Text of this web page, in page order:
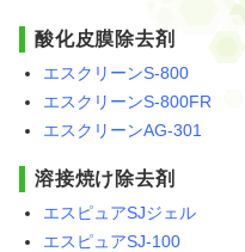
酸化皮膜除去剤
エスクリーンS-800
エスクリーンS-800FR
エスクリーンAG-301
溶接焼け除去剤
エスピュアSJジェル
エスピュアSJ-100